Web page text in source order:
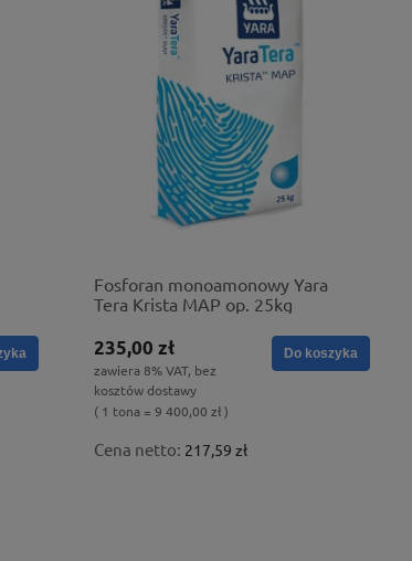
Fosforan monoamonowy Yara
Tera Krista MAP op. 25kg
235,00 zł
zawiera 8% VAT, bez
kosztów dostawy
( 1 tona = 9 400,00 zł )
Cena netto: 217,59 zł
Do koszyka